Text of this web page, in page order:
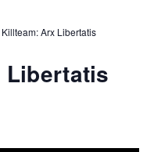
Killteam: Arx Libertatis